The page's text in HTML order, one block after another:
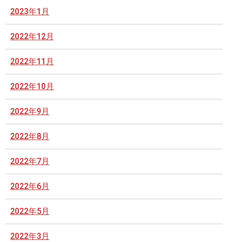
2023年1月
2022年12月
2022年11月
2022年10月
2022年9月
2022年8月
2022年7月
2022年6月
2022年5月
2022年3月